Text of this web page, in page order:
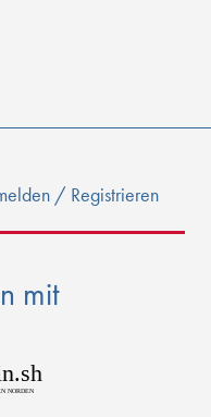
/ Registrieren
mit
NORDEN